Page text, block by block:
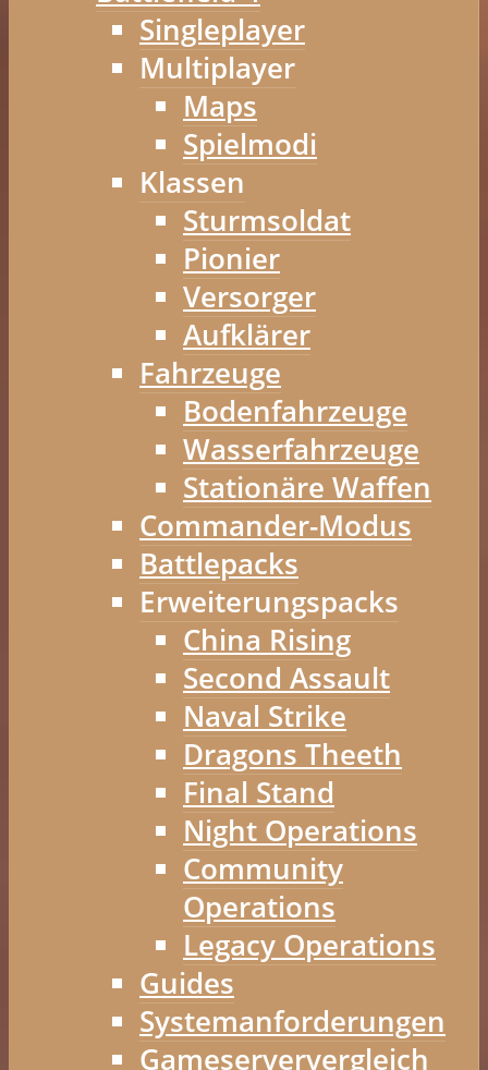
Singleplayer
Multiplayer
Maps
Spielmodi
Klassen
Sturmsoldat
Pionier
Versorger
Aufklärer
Fahrzeuge
Bodenfahrzeuge
Wasserfahrzeuge
Stationäre Waffen
Commander-Modus
Battlepacks
Erweiterungspacks
China Rising
Second Assault
Naval Strike
Dragons Theeth
Final Stand
Night Operations
Community
Operations
Legacy Operations
Guides
Systemanforderungen
Gameserververgleich